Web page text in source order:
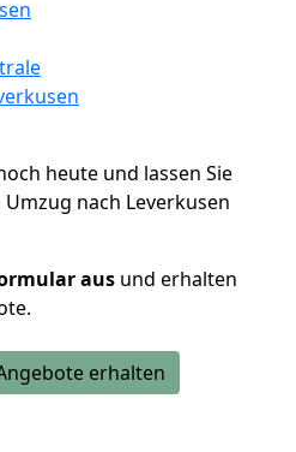
heute und lassen Sie
nach Leverkusen
aus und erhalten
erhalten